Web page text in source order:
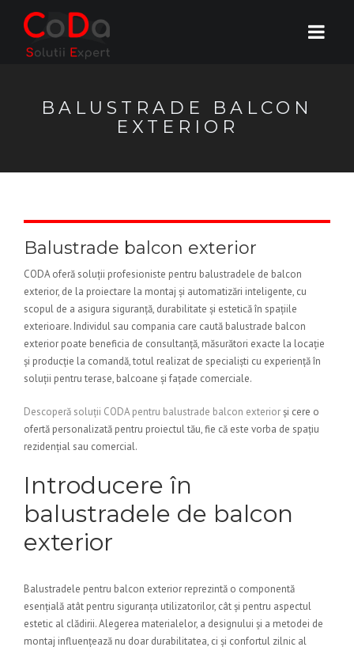
BALUSTRADE BALCON
EXTERIOR
Balustrade balcon exterior
CODA oferă soluții profesioniste pentru balustradele de balcon
exterior, de la proiectare la montaj și automatizări inteligente, cu
scopul de a asigura siguranță, durabilitate și estetică în spațiile
exterioare. Individul sau compania care caută balustrade balcon
exterior poate beneficia de consultanță, măsurători exacte la locație
și producție la comandă, totul realizat de specialiști cu experiență în
soluții pentru terase, balcoane și fațade comerciale.
Descoperă soluții CODA pentru balustrade balcon exteriorși cere o
ofertă personalizată pentru proiectul tău, fie că este vorba de spațiu
rezidențial sau comercial.
Introducere în
balustradele de balcon
exterior
Balustradele pentru balcon exterior reprezintă o componentă
esențială atât pentru siguranța utilizatorilor, cât și pentru aspectul
estetic al clădirii. Alegerea materialelor, a designului și a metodei de
montaj influențează nu doar durabilitatea, ci și confortul zilnic al